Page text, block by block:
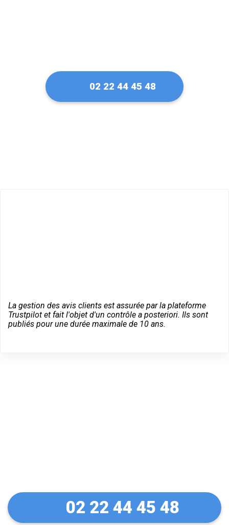
02 22 44 45 48
La gestion des avis clients est assurée par la plateforme
Trustpilot et fait l'objet d'un contrôle a posteriori. Ils sont
publiés pour une durée maximale de 10 ans.
02 22 44 45 48